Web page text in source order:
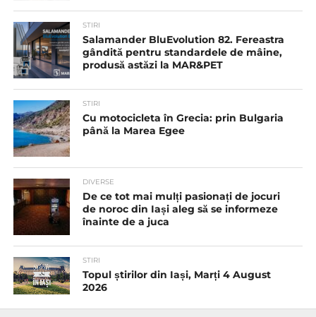
STIRI
Salamander BluEvolution 82. Fereastra
gândită pentru standardele de mâine,
produsă astăzi la MAR&PET
STIRI
Cu motocicleta în Grecia: prin Bulgaria
până la Marea Egee
DIVERSE
De ce tot mai mulți pasionați de jocuri
de noroc din Iași aleg să se informeze
înainte de a juca
STIRI
Topul știrilor din Iași, Marți 4 August
2026